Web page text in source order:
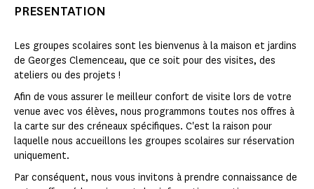
PRESENTATION
Les groupes scolaires sont les bienvenus à la maison et jardins
de Georges Clemenceau, que ce soit pour des visites, des
ateliers ou des projets !
Afin de vous assurer le meilleur confort de visite lors de votre
venue avec vos élèves, nous programmons toutes nos offres à
la carte sur des créneaux spécifiques. C'est la raison pour
laquelle nous accueillons les groupes scolaires sur réservation
uniquement.
Par conséquent, nous vous invitons à prendre connaissance de